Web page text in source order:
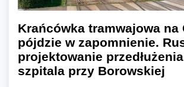
Krańcówka tramwajowa na
pójdzie w zapomnienie.
projektowanie
szpitala przy Borowskiej